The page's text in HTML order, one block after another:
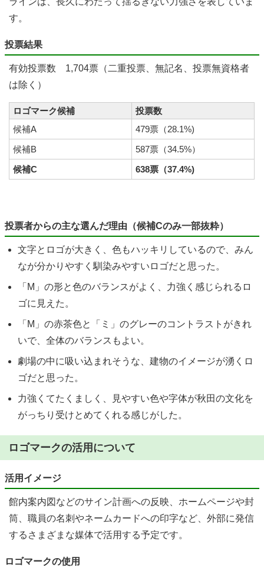
す。
投票結果
有効投票数 1,704票（二重投票、無記名、投票無資格者
は除く）
ロゴマーク候補
投票数
候補A
479票（28.1%)
候補B
587票（34.5%）
候補C
638票（37.4%)
投票者からの主な選んだ理由（候補Cのみ一部抜粋）
文字とロゴが大きく、色もハッキリしているので、みん
なが分かりやすく馴染みやすいロゴだと思った。
「M」の形と色のバランスがよく、力強く感じられるロ
ゴに見えた。
「M」の赤茶色と「ミ」のグレーのコントラストがきれ
いで、全体のバランスもよい。
劇場の中に吸い込まれそうな、建物のイメージが湧くロ
ゴだと思った。
力強くてたくましく、見やすい色や字体が秋田の文化を
がっちり受けとめてくれる感じがした。
ロゴマークの活用について
活用イメージ
館内案内図などのサイン計画への反映、ホームページや封
筒、職員の名刺やネームカードへの印字など、外部に発信
するさまざまな媒体で活用する予定です。
ロゴマークの使用